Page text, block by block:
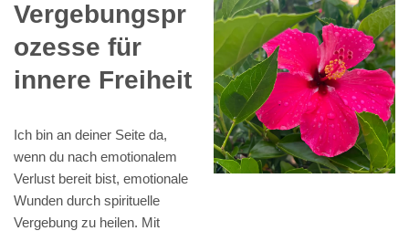
Vergebungspr
ozesse für
innere Freiheit
Ich bin an deiner Seite da,
wenn du nach emotionalem
Verlust bereit bist, emotionale
Wunden durch spirituelle
Vergebung zu heilen. Mit